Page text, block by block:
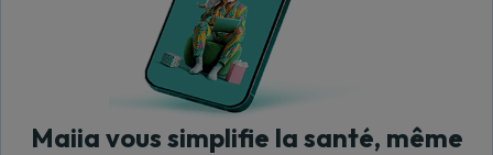
Maiia vous simplifie la santé, même